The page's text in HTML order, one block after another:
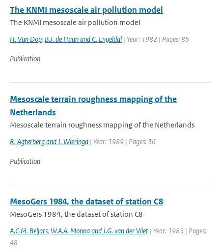
The KNMI mesoscale air pollution model
The KNMI mesoscale air pollution model
H. Van Dop, B.J. de Haan and C. Engeldal | Year: 1982 | Pages: 85
Publication
Mesoscale terrain roughness mapping of the
Netherlands
Mesoscale terrain roughness mapping of the Netherlands
R. Agterberg and J. Wieringa | Year: 1989 | Pages: 36
Publication
MesoGers 1984, the dataset of station C8
MesoGers 1984, the dataset of station C8
A.C.M. Beljars, W.A.A. Monna and J.G. van der Vliet | Year: 1985 | Pages:
48